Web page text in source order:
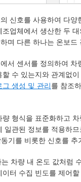
신호를 사용하여 다
조업체에서 생산한 두
며 다른 하나는 온보드
서 센서를 정의하여
할 수 있는지와 관계없
그 생성 및 관리를 참조
량 형식을 표준화하고
일관된 정보를 적용하
기를 비롯한 신호를 추
차량 내 온도 값처럼
이터 수집 빈도를 제어